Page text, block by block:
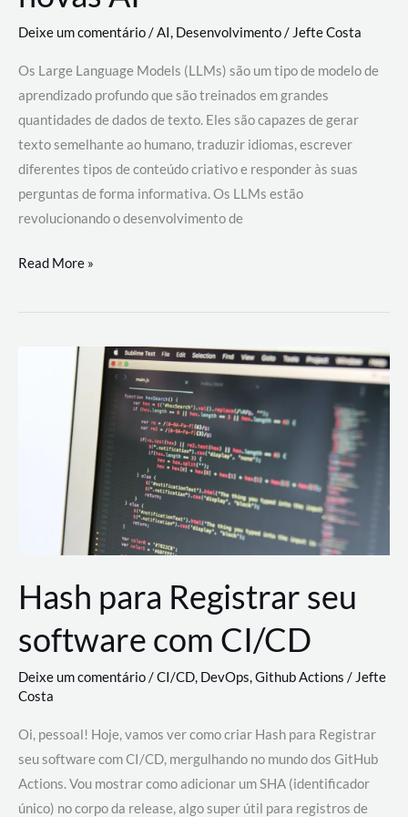
Deixe um comentário/AI, Desenvolvimento/ Jefte Costa
Os Large Language Models (LLMs) são um tipo de modelo de
aprendizado profundo que são treinados em grandes
quantidades de dados de texto. Eles são capazes de gerar
texto semelhante ao humano, traduzir idiomas, escrever
diferentes tipos de conteúdo criativo e responder às suas
perguntas de forma informativa. Os LLMs estão
revolucionando o desenvolvimento de
Large
Models
revolucionando
desenvolvimento
Read More »
Hash para Registrar seu
software com CI/CD
Deixe um comentário/CI/CD, DevOps,Github Actions /Jefte
Costa
Oi, pessoal! Hoje, vamos ver como criar Hash para Registrar
seu software com CI/CD, mergulhando no mundo dos GitHub
Actions. Vou mostrar como adicionar um SHA (identificador
único) no corpo da release, algo super útil para registros de